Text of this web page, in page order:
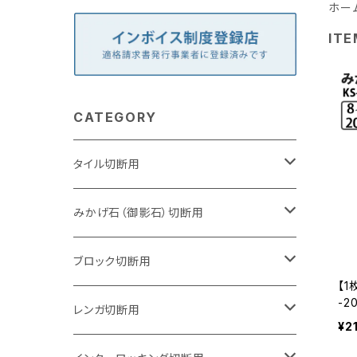
ホー
【
-
ン
CATEGORY
タイル切断用
105mm（4インチ）
125mm（5インチ）
グラインダー取付用
石井超硬電動切断機 取付用
みかげ石（御影石）切断用
105mm（4インチ）
セグメントタイプ
セグメントタイプ（ビス穴付き
125mm（5インチ）
ブロック切断用
105mm（4インチ）
レンガ切断用